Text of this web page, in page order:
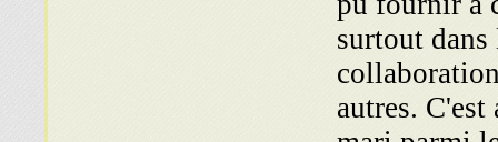
surtout dans
autres.